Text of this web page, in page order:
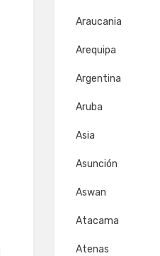
Araucania
Arequipa
Argentina
Aruba
Asia
Asunción
Aswan
Atacama
Atenas